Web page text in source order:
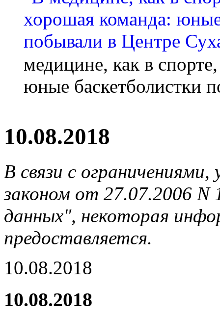
медицине, как в
юные баскетболистки
10.08.2018
В связи с
законом от 27.07.2006
данных", некоторая
предоставляется.
10.08.2018
10.08.2018